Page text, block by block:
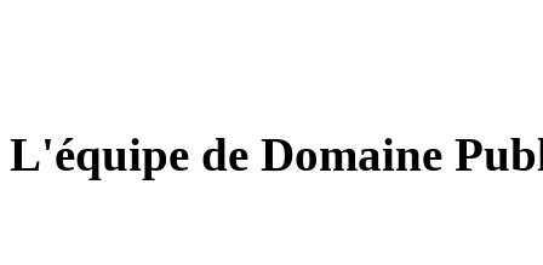
L'équipe de Domaine